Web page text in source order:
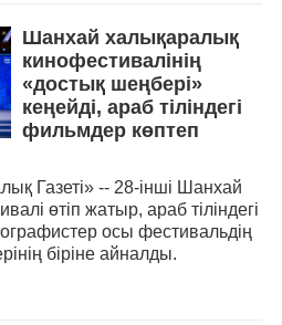
Шанхай халықаралық
кинофестивалінің
«достық шеңбері»
кеңейді, араб тіліндегі
фильмдер көптеп
Газеті» -- 28-інші Шанхай
өтіп жатыр, араб тіліндегі
осы фестивальдің
біріне айналды.